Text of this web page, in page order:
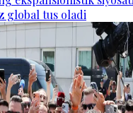
global tus oladi